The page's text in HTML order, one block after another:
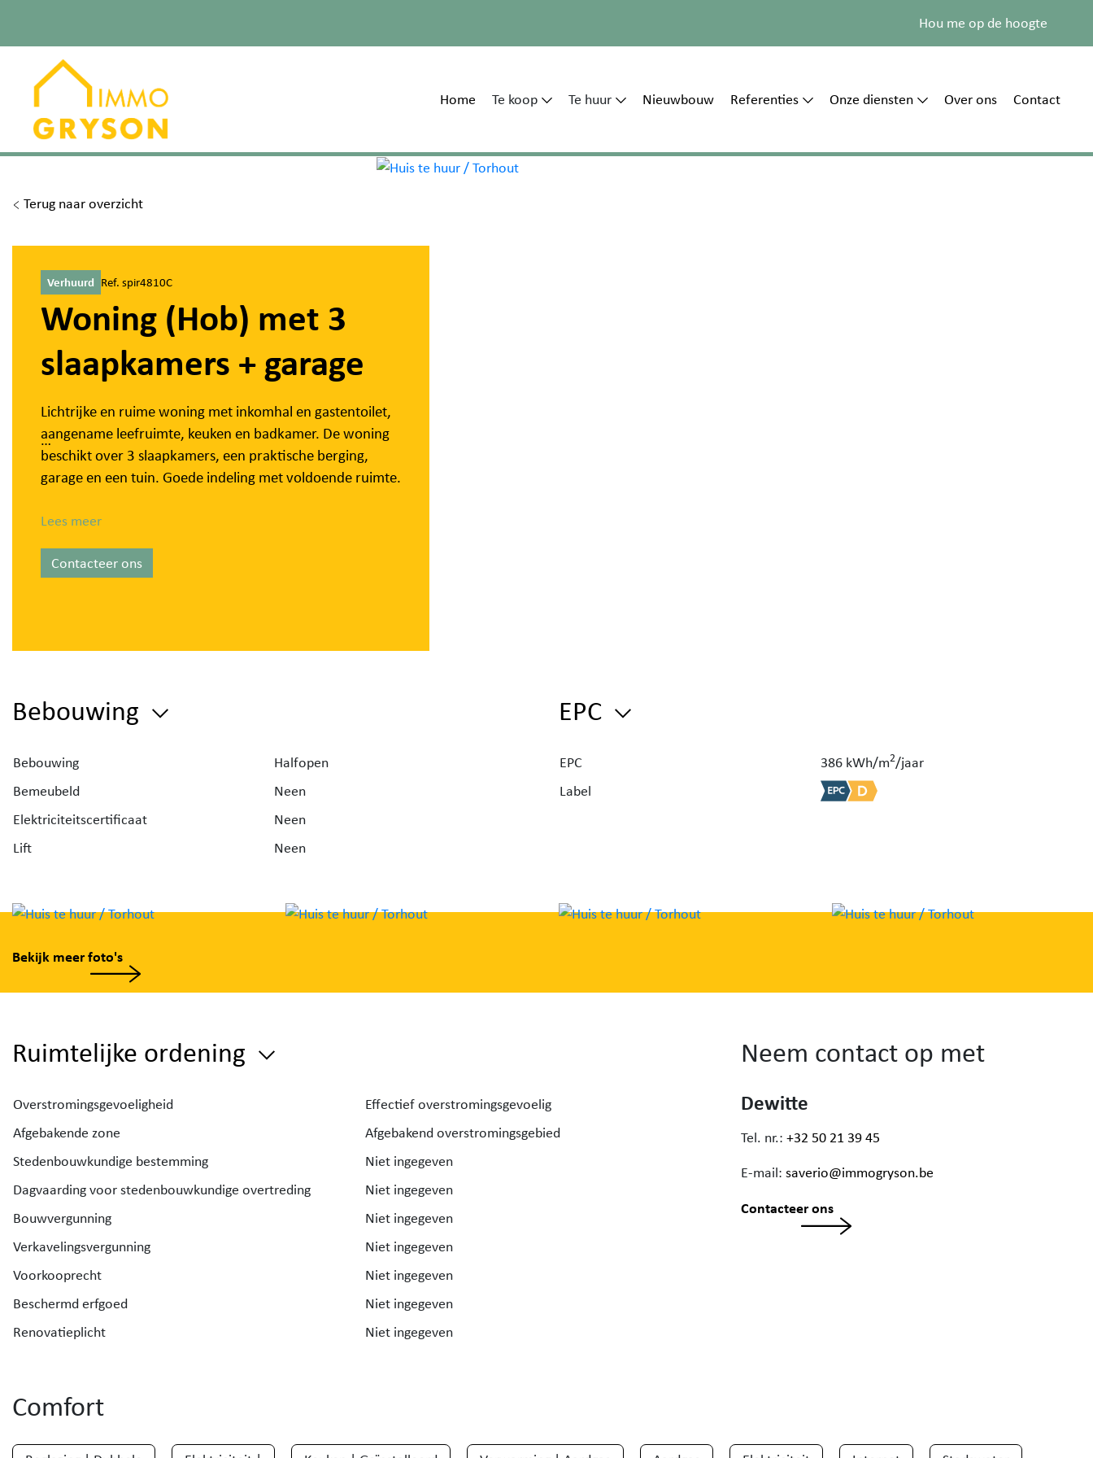
Hou me op de hoogte
Home Te koop Te huur Nieuwbouw Referenties Onze diensten Over ons Contact
Terug naar overzicht
Verhuurd Ref. spir4810C
Woning (Hob) met 3
slaapkamers + garage
Lichtrijke en ruime woning met inkomhal en gastentoilet,
aangename leefruimte, keuken en badkamer. De woning
beschikt over 3 slaapkamers, een praktische berging,
garage en een tuin. Goede indeling met voldoende ruimte.
Vrij: 1 augustus 2026
EPC: 386 kWh/m²
Algemene kosten: 0,00 euro
Lees meer
Contacteer ons
Bebouwing
Bebouwing
Halfopen
Bemeubeld
Neen
Elektriciteitscertificaat
Neen
Lift
Neen
EPC
EPC 386 kWh/m2/jaar
Label
Bekijk meer foto's
Ruimtelijke ordening
Overstromingsgevoeligheid
Effectief overstromingsgevoelig
Afgebakende zone
Afgebakend overstromingsgebied
Stedenbouwkundige bestemming
Niet ingegeven
Dagvaarding voor stedenbouwkundige overtreding
Niet ingegeven
Bouwvergunning
Niet ingegeven
Verkavelingsvergunning
Niet ingegeven
Voorkooprecht
Niet ingegeven
Beschermd erfgoed
Niet ingegeven
Renovatieplicht
Niet ingegeven
Neem contact op met
Dewitte
Tel. nr.: +32 50 21 39 45
E-mail: saverio@immogryson.be
Contacteer ons
Comfort